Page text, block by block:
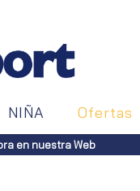
NIÑA Ofertas
en nuestra Web